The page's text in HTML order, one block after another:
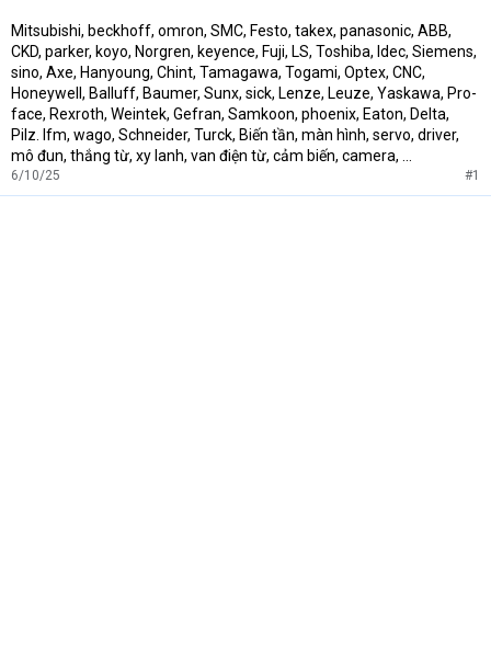
Mitsubishi, beckhoff, omron, SMC, Festo, takex, panasonic, ABB,
CKD, parker, koyo, Norgren, keyence, Fuji, LS, Toshiba, Idec, Siemens,
sino, Axe, Hanyoung, Chint, Tamagawa, Togami, Optex, CNC,
Honeywell, Balluff, Baumer, Sunx, sick, Lenze, Leuze, Yaskawa, Pro-
face, Rexroth, Weintek, Gefran, Samkoon, phoenix, Eaton, Delta,
Pilz. Ifm, wago, Schneider, Turck, Biến tần, màn hình, servo, driver,
mô đun, thắng từ, xy lanh, van điện từ, cảm biến, camera, ...
6/10/25 #1